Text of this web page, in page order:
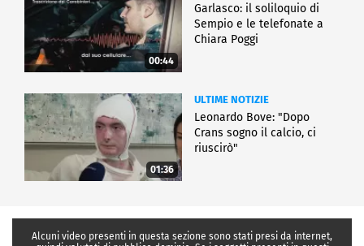
00:44
Garlasco: il soliloquio di
Sempio e le telefonate a
Chiara Poggi
01:36
ULTIME NOTIZIE
Leonardo Bove: "Dopo
Crans sogno il calcio, ci
riuscirò"
Alcuni video presenti in questa sezione sono stati presi da internet,